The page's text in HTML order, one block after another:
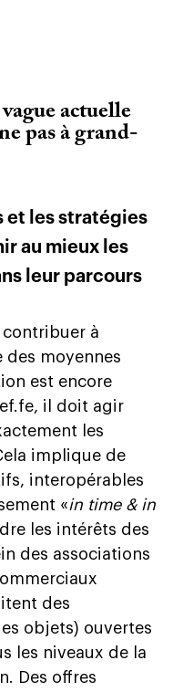
actuelle
pas à grand-
et les stratégies
au mieux les
leur parcours
à
des moyennes
est encore
il doit agir
les
implique de
interopérables
«in time & in
les intérêts des
des associations
des
objets) ouvertes
les niveaux de la
Des offres